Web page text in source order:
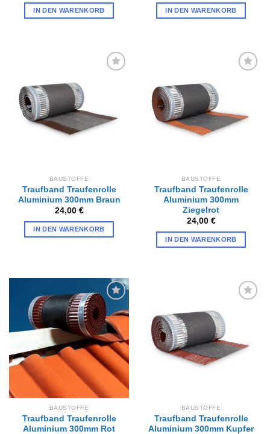
IN DEN WARENKORB IN DEN WARENKORB
BAUSTOFFE
Traufband Traufenrolle
Aluminium 300mm Braun
24,00 €
IN DEN WARENKORB
Wunschliste
hinzufügen
BAUSTOFFE
Traufband Traufenrolle
Aluminium 300mm
Ziegelrot
24,00 €
IN DEN WARENKORB
Zur
Wunschliste
hinzufügen
BAUSTOFFE
Traufband Traufenrolle
Aluminium 300mm Rot
Wunschliste
hinzufügen
BAUSTOFFE
Traufband Traufenrolle
Aluminium 300mm Kupfer